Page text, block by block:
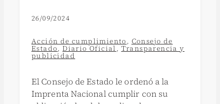
26/09/2024
Acción de cumplimiento, Consejo de
Estado,Diario Oficial , Transparencia y
publicidad
El Consejo de Estado le ordenó a la
Imprenta Nacional cumplir con su